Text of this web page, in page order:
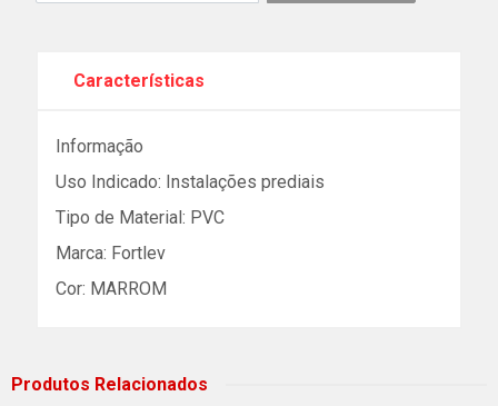
Características
Informação
Uso Indicado: Instalações prediais
Tipo de Material: PVC
Marca: Fortlev
Cor: MARROM
Produtos Relacionados